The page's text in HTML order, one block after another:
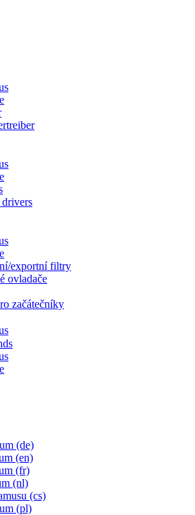
exportní filtry
ovladače
začátečníky
(de)
(en)
(fr)
(nl)
(cs)
(pl)